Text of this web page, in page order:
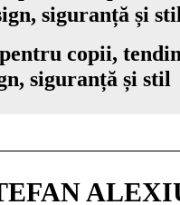
copii,
siguranță și stil